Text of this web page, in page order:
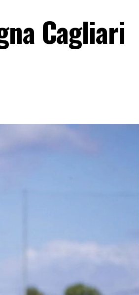
Cagliari